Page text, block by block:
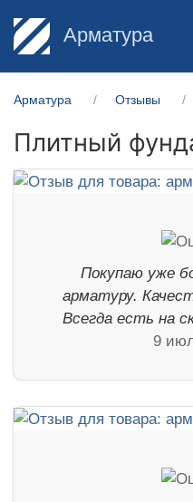
Арматура
Арматура Отзывы
Плитный
Покупаю уже
арматуру.
Всегда есть на
9